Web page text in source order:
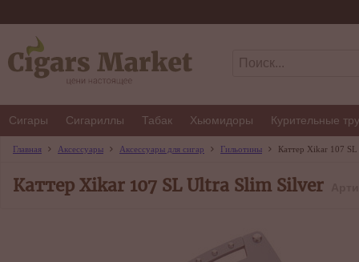
Сигары Сигариллы Табак Хьюмидоры Курительные
Главная Аксессуары Аксессуары для сигар Гильотины Каттер Xikar 107
Каттер Xikar 107 SL Ultra Slim Silver